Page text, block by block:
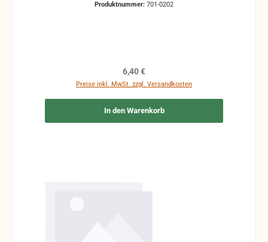
Produktnummer: 701-0202
Regulärer Preis:
6,40 €
Preise inkl. MwSt. zzgl. Versandkosten
In den Warenkorb